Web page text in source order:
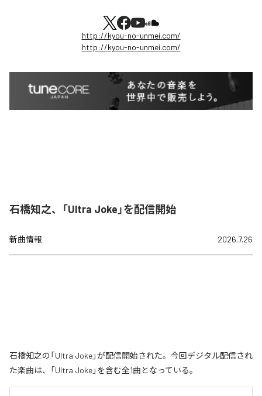
http://kyou-no-unmei.com/
http://kyou-no-unmei.com/
石橋知之、「Ultra Joke」を配信開始
新曲情報 2026.7.26
石橋知之の「Ultra Joke」が配信開始された。今回デジタル配信され
た楽曲は、「Ultra Joke」を含む全1曲となっている。